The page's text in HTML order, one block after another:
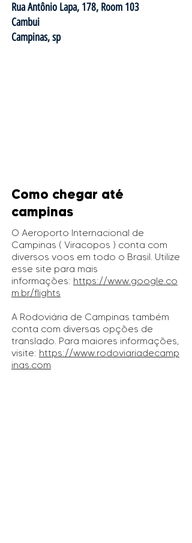
Rua Antônio Lapa, 178, Room 103
Cambui
Campinas, sp
Como chegar até
campinas
O Aeroporto Internacional de
Campinas ( Viracopos ) conta com
diversos voos em todo o Brasil. Utilize
esse site para mais
informações: https://www.google.co
m.br/flights
A Rodoviária de Campinas também
conta com diversas opções de
translado. Para maiores informações,
visite: https://www.rodoviariadecamp
inas.com